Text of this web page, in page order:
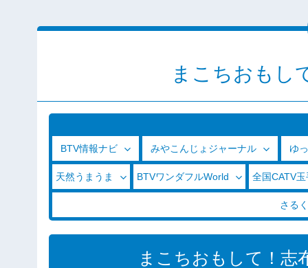
まこちおもし
BTV情報ナビ みやこんじょジャーナル ゆ
天然うまうま BTVワンダフルWorld 全国CATV
さる
まこちおもして！志